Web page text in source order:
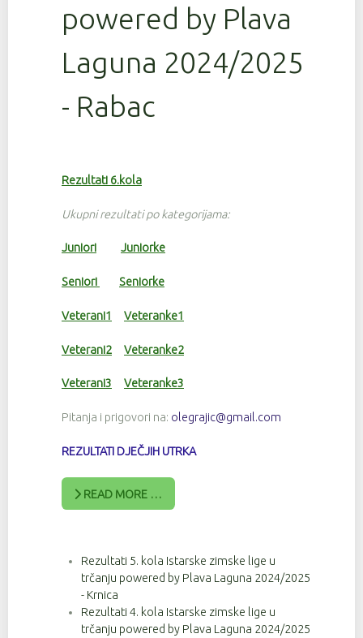
powered by Plava
Laguna 2024/2025
- Rabac
Rezultati 6.kola
Ukupni rezultati po kategorijama:
Juniori Juniorke
Seniori Seniorke
Veterani1 Veteranke1
Veterani2 Veteranke2
Veterani3 Veteranke3
Pitanja i prigovori na: olegrajic@gmail.com
REZULTATI DJEČJIH UTRKA
READ MORE …
Rezultati 5. kola Istarske zimske lige u
trčanju powered by Plava Laguna 2024/2025
- Krnica
Rezultati 4. kola Istarske zimske lige u
trčanju powered by Plava Laguna 2024/2025